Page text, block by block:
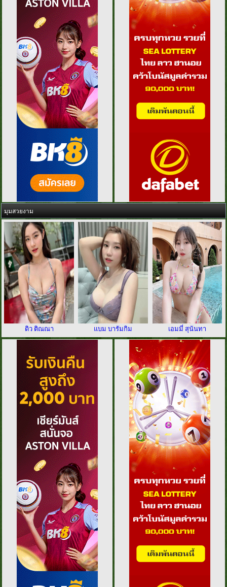
มุมสวยงาม
ดิว ติณณา แบม บารัมกิม เอมมี่ สุนันทา